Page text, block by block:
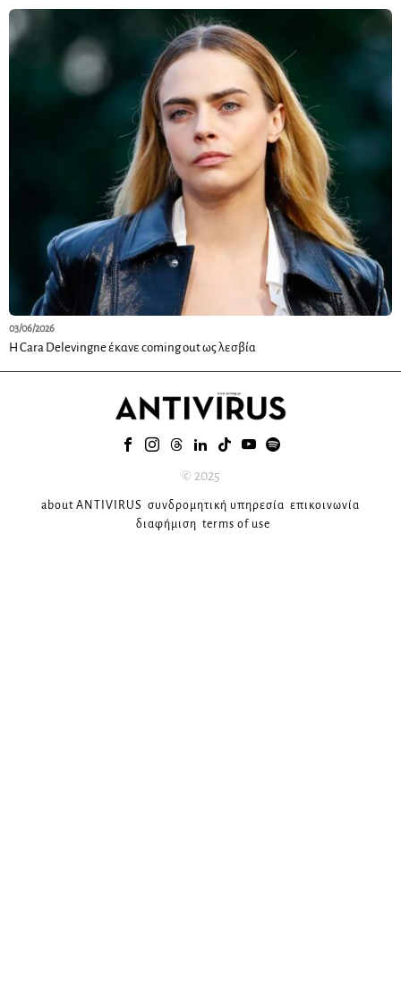
03/06/2026
Η Cara Delevingne έκανε coming out ως λεσβία
© 2025
about ANTIVIRUS συνδρομητική υπηρεσία επικοινωνία
διαφήμιση terms of use